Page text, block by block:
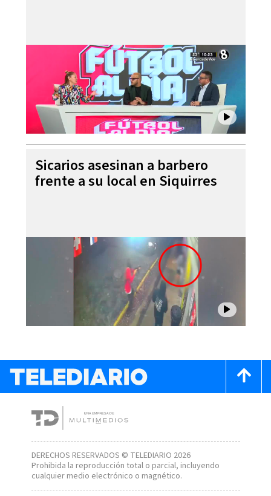
Sicarios asesinan a barbero
frente a su local en Siquirres
DERECHOS RESERVADOS © TELEDIARIO 2026
Prohibida la reproducción total o parcial, incluyendo
cualquier medio electrónico o magnético.